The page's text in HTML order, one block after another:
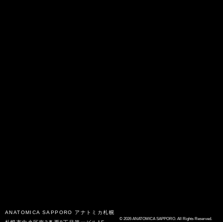
ANATOMICA SAPPORO アナトミカ札幌
© 2026 ANATOMICA SAPPORO. All Rights Reserved.